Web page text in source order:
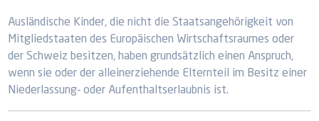
Ausländische Kinder, die nicht die Staatsangehörigkeit von
Mitgliedstaaten des Europäischen Wirtschaftsraumes oder
der Schweiz besitzen, haben grundsätzlich einen Anspruch,
wenn sie oder der alleinerziehende Elternteil im Besitz einer
Niederlassung- oder Aufenthaltserlaubnis ist.